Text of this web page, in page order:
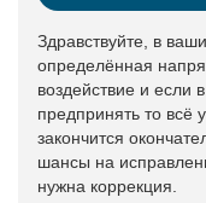
Здравствуйте, в
определённая
воздействие и если
предпринять то всё
закончится
шансы на
нужна коррекция.